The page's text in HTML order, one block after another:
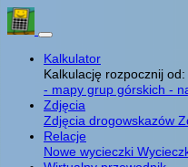
Kalkulator
Kalkulację rozpocznij od:
- mapy grup górskich -
Zdjęcia
Zdjęcia drogowskazów
Relacje
Nowe wycieczki